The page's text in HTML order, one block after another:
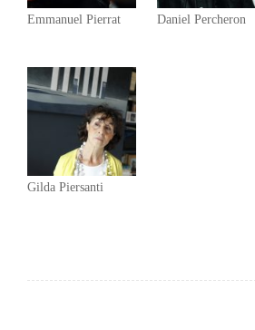
Emmanuel Pierrat Daniel Percheron
Gilda Piersanti